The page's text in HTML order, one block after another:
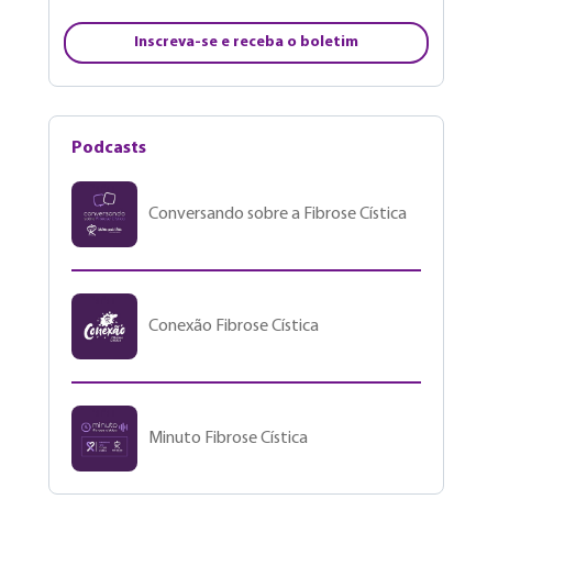
Inscreva-se e receba o boletim
Podcasts
Conversando sobre a Fibrose Cística
Conexão Fibrose Cística
Minuto Fibrose Cística